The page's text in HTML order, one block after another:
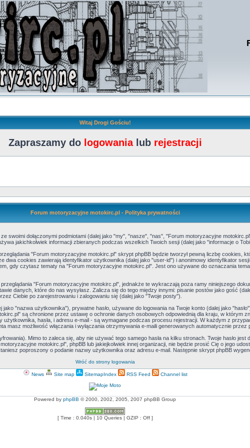
Witaj Drogi Gościu!
Zapraszamy do logowanialub rejestracji
Forum motoryzacyjne motokirc.pl - Polityka prywatności
swoimi dołączonymi podmiotami (dalej jako "my", "nasze", "nas", "Forum motoryzacyjne
jakichkolwiek informacji zbieranych podczas wszelkich Twoich sesji (dalej jako "informacje o
"Forum motoryzacyjne motokirc.pl" skrypt phpBB będzie tworzył pewną liczbę cookies,
dwa cookies zawierają identyfikator użytkownika (dalej jako "user-id") i anonimowy identyfikator
gdy czytasz tematy na "Forum motoryzacyjne motokirc.pl". Jest ono używane do oznaczania
"Forum motoryzacyjne motokirc.pl", jednakże te wykraczają poza ramy niniejszego
danych, które do nas wysyłasz. Zalicza się do tego między innymi: pisanie postów jako gość
Ciebie po zarejestrowaniu i zalogowaniu się (dalej jako "Twoje posty").
"nazwa użytkownika"), prywatne hasło, używane do logowania na Twoje konto (dalej jako
są chronione przez ustawę o ochronie danych osobowych odpowiednią dla kraju, w którym
hasła, i adresu e-mail - są wymagane podczas procesu rejestracji. W każdym z
masz możliwość włączania i wyłączania otrzymywania e-maili generowanych automatycznie przez
Mimo to zaleca się, aby nie używać tego samego hasła na kilku stronach. Twoje hasło
motokirc.pl", phpBB lub jakiejkolwiek innej organizacji, nie będzie prosić Cię o jego
poproszony o podanie nazwy użytkownika oraz adresu e-mail. Następnie skrypt phpBB
Wróć do strony logowania
News Site map SitemapIndex RSS Feed Channel list
Powered by phpBB © 2000, 2002, 2005, 2007 phpBB Group
[ Time : 0.040s | 10 Queries | GZIP : Off ]